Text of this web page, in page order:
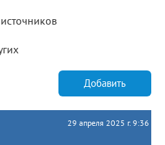
Добавить
29 апреля 2025 г. 9:36